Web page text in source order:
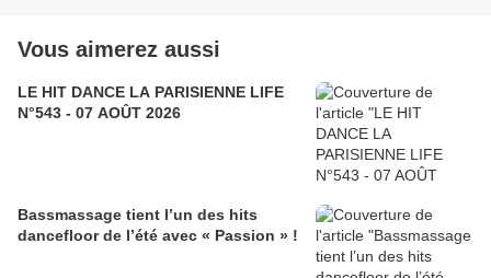
Vous aimerez aussi
LE HIT DANCE LA PARISIENNE LIFE
N°543 - 07 AOÛT 2026
Bassmassage tient l’un des hits
dancefloor de l’été avec « Passion » !